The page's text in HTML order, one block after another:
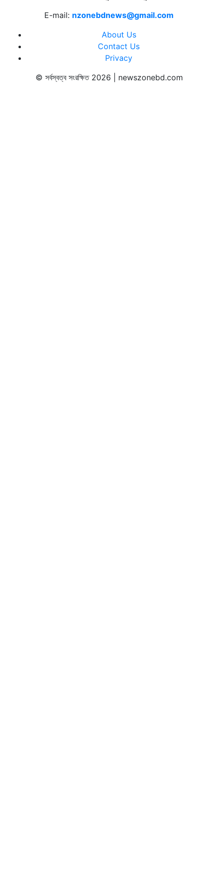
E-mail: nzonebdnews@gmail.com
About Us
Contact Us
Privacy
© সর্বস্বত্ব সংরক্ষিত 2026 | newszonebd.com